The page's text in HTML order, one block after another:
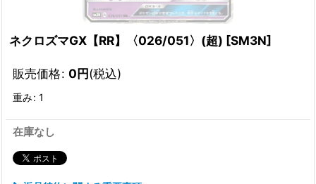
ネクロズマGX【RR】〈026/051〉(超) [SM3N]
販売価格: 0円(税込)
重み: 1
在庫なし